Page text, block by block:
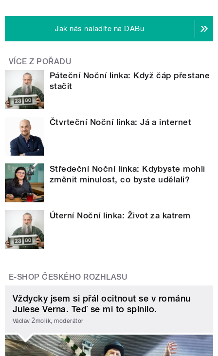
Jak nás naladíte na DABu
VÍCE Z POŘADU
Páteční Noční linka: Když čáp přestane
stačit
Čtvrteční Noční linka: Já a internet
Středeční Noční linka: Kdybyste mohli
změnit minulost, co byste udělali?
Úterní Noční linka: Život za katrem
E-SHOP ČESKÉHO ROZHLASU
Vždycky jsem si přál ocitnout se v románu
Julese Verna. Teď se mi to splnilo.
Václav Žmolík, moderátor